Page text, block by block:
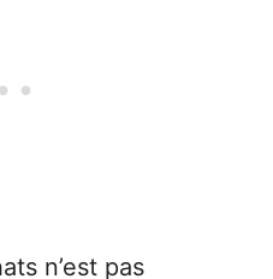
n’est pas